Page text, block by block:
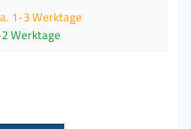
1-3 Werktage
Werktage